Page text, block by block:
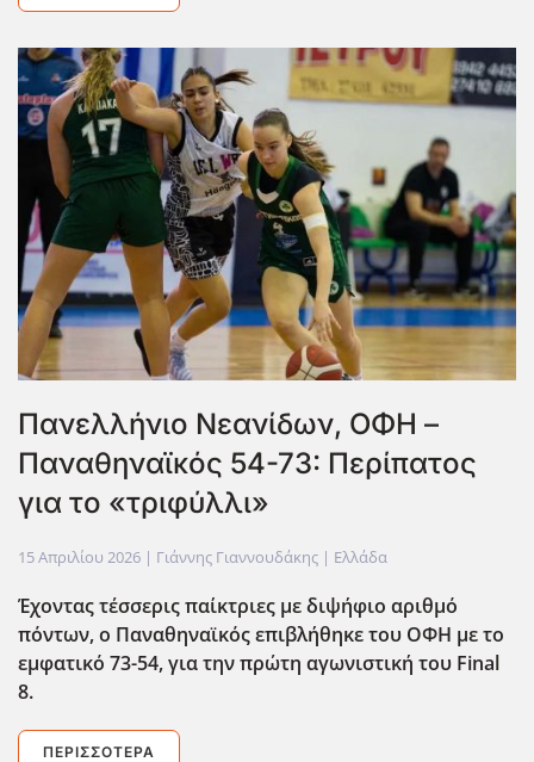
Πανελλήνιο Νεανίδων, ΟΦΗ –
Παναθηναϊκός 54-73: Περίπατος
για το «τριφύλλι»
15 Απριλίου 2026 | Γιάννης Γιαννουδάκης | Ελλάδα
Έχοντας τέσσερις παίκτριες με διψήφιο αριθμό
πόντων, ο Παναθηναϊκός επιβλήθηκε του ΟΦΗ με το
εμφατικό 73-54, για την πρώτη αγωνιστική του Final
8.
ΠΕΡΙΣΣΌΤΕΡΑ